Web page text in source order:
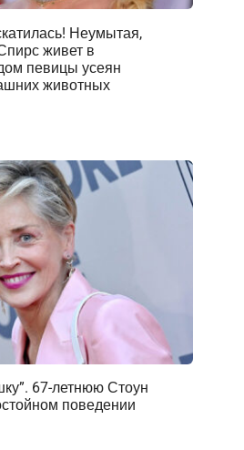
Неумытая,
живет в
певицы усеян
животных
67-летнюю Стоун
поведении